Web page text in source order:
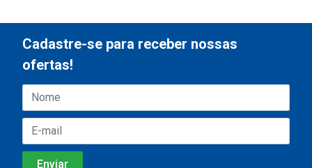
Cadastre-se para receber nossas
ofertas!